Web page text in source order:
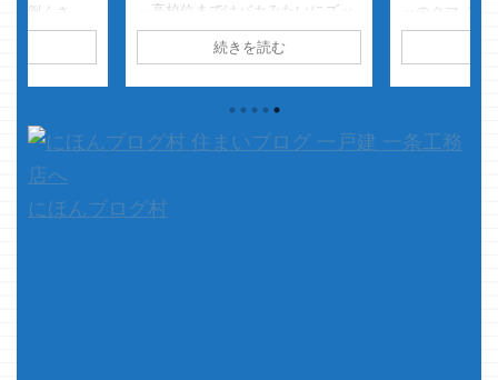
倒くさ
ト面倒くさ
・・あっ
～高校位まではバカみたいにズッ
トやってましたよホント・・・ 無
限パワーチャージとか練習してた
超反応がいかにエグいか見に染み
たなぁ・・・・ そして、シェル
回は、またまた挨拶と本文が連動
します ウソです ＫＯＦとルガー
続きを読む
ッのクマノ
数がどうとか
コア自体がは
にほんブログ村